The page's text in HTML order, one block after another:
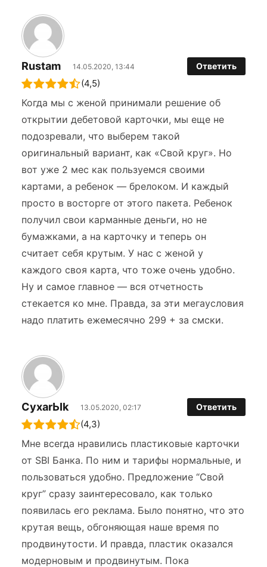
Rustam 14.05.2020, 13:44 Ответить
(4,5)
Когда мы с женой принимали решение об
открытии дебетовой карточки, мы еще не
подозревали, что выберем такой
оригинальный вариант, как «Свой круг». Но
вот уже 2 мес как пользуемся своими
картами, а ребенок — брелоком. И каждый
просто в восторге от этого пакета. Ребенок
получил свои карманные деньги, но не
бумажками, а на карточку и теперь он
считает себя крутым. У нас с женой у
каждого своя карта, что тоже очень удобно.
Ну и самое главное — вся отчетность
стекается ко мне. Правда, за эти мегаусловия
надо платить ежемесячно 299 + за смски.
CyxarЬIk 13.05.2020, 02:17 Ответить
(4,3)
Мне всегда нравились пластиковые карточки
от SBI Банка. По ним и тарифы нормальные, и
пользоваться удобно. Предложение “Свой
круг” сразу заинтересовало, как только
появилась его реклама. Было понятно, что это
крутая вещь, обгоняющая наше время по
продвинутости. И правда, пластик оказался
модерновым и продвинутым. Пока